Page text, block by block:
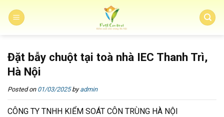
Đặt bẫy chuột tại toà nhà IEC Thanh Trì,
Hà Nội
Posted on 01/03/2025byadmin
CÔNG TY TNHH KIỂM SOÁT CÔN TRÙNG HÀ NỘI